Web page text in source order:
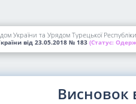
України та Урядом Турецької
від 23.05.2018 № 183 (Статус:
Висновок